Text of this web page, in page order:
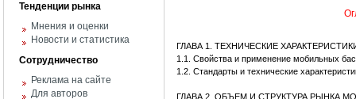
Тенденции рынка
Мнения и оценки
Новости и статистика
Сотрудничество
Реклама на сайте
Для авторов
ГЛАВА 1. ТЕХНИЧЕСКИЕ
1.1. Свойства и применение мобильных
1.2. Стандарты и технические
ГЛАВА 2. ОБЪЕМ И СТРУКТУРА РЫНКА